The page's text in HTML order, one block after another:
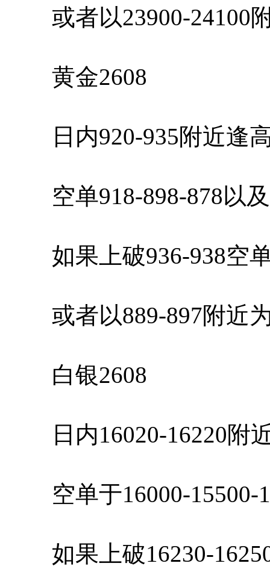
或者以23900-24100
黄金2608
日内920-935附近逢
空单918-898-878以及
如果上破936-938空
或者以889-897附近
白银2608
日内16020-16220附
空单于16000-15500-
如果上破16230-